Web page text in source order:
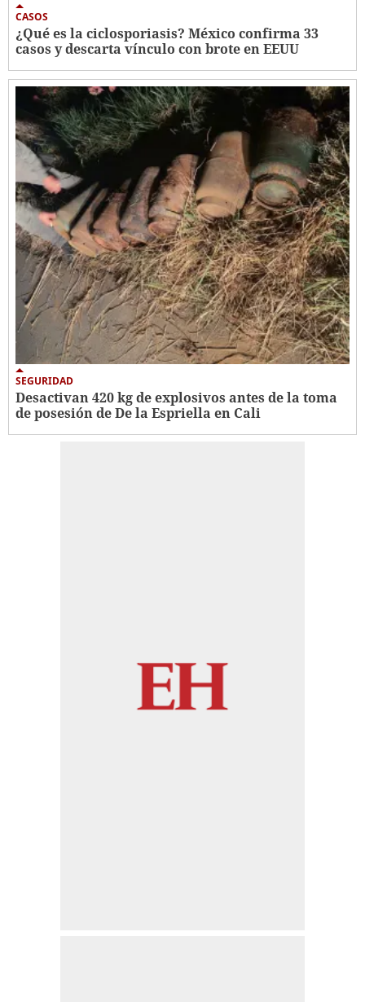
CASOS
¿Qué es la ciclosporiasis? México confirma 33
casos y descarta vínculo con brote en EEUU
SEGURIDAD
Desactivan 420 kg de explosivos antes de la toma
de posesión de De la Espriella en Cali